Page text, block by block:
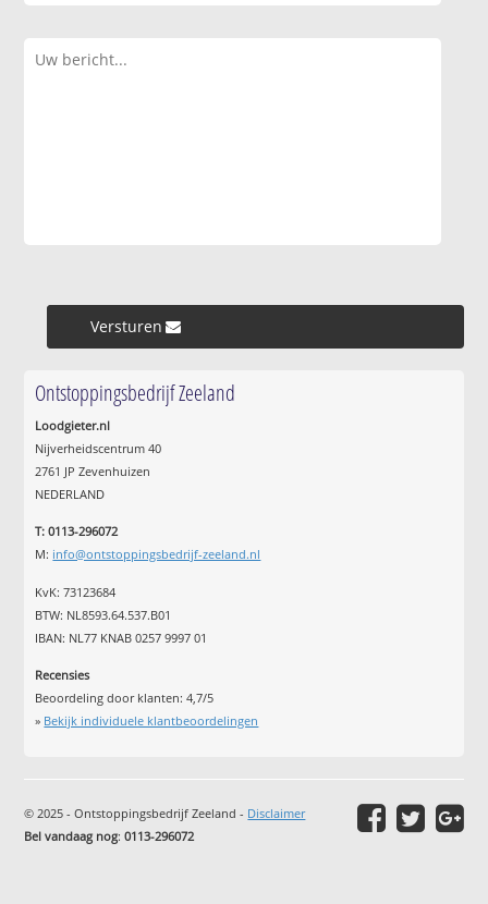
Versturen »
Ontstoppingsbedrijf Zeeland
Loodgieter.nl
Nijverheidscentrum 40
2761 JP Zevenhuizen
NEDERLAND
T: 0113-296072
M: info@ontstoppingsbedrijf-zeeland.nl
KvK: 73123684
BTW: NL8593.64.537.B01
IBAN: NL77 KNAB 0257 9997 01
Recensies
Beoordeling door klanten:4,7/5
» Bekijk individuele klantbeoordelingen
© 2025 - Ontstoppingsbedrijf Zeeland - Disclaimer
Bel vandaag nog:0113-296072